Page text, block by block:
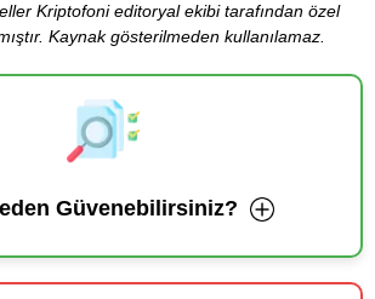
Kriptofoni editoryal ekibi tarafından özel
Kaynak gösterilmeden kullanılamaz.
Güvenebilirsiniz?